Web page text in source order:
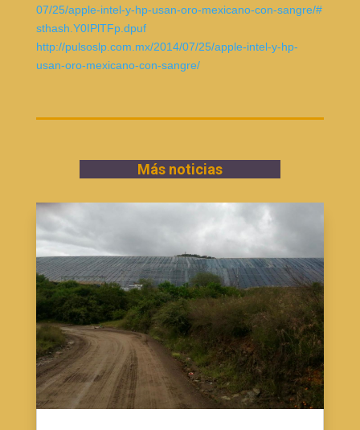
07/25/apple-intel-y-hp-usan-oro-mexicano-con-sangre/#
sthash.Y0IPlTFp.dpuf
http://pulsoslp.com.mx/2014/07/25/apple-intel-y-hp-
usan-oro-mexicano-con-sangre/
Más noticias